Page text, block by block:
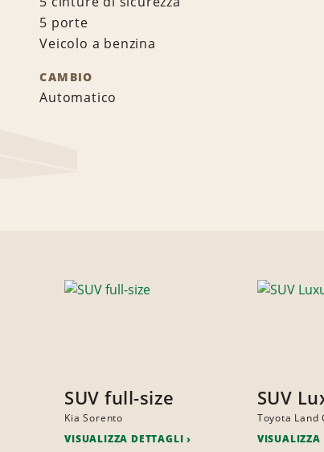
5 porte
Veicolo a benzina
CAMBIO
Automatico
SUV full-size
Kia Sorento
VISUALIZZA DETTAGLI
SUV
Toyota Land
VISUALIZZA